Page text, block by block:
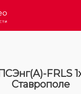
FRLS
Ставрополе